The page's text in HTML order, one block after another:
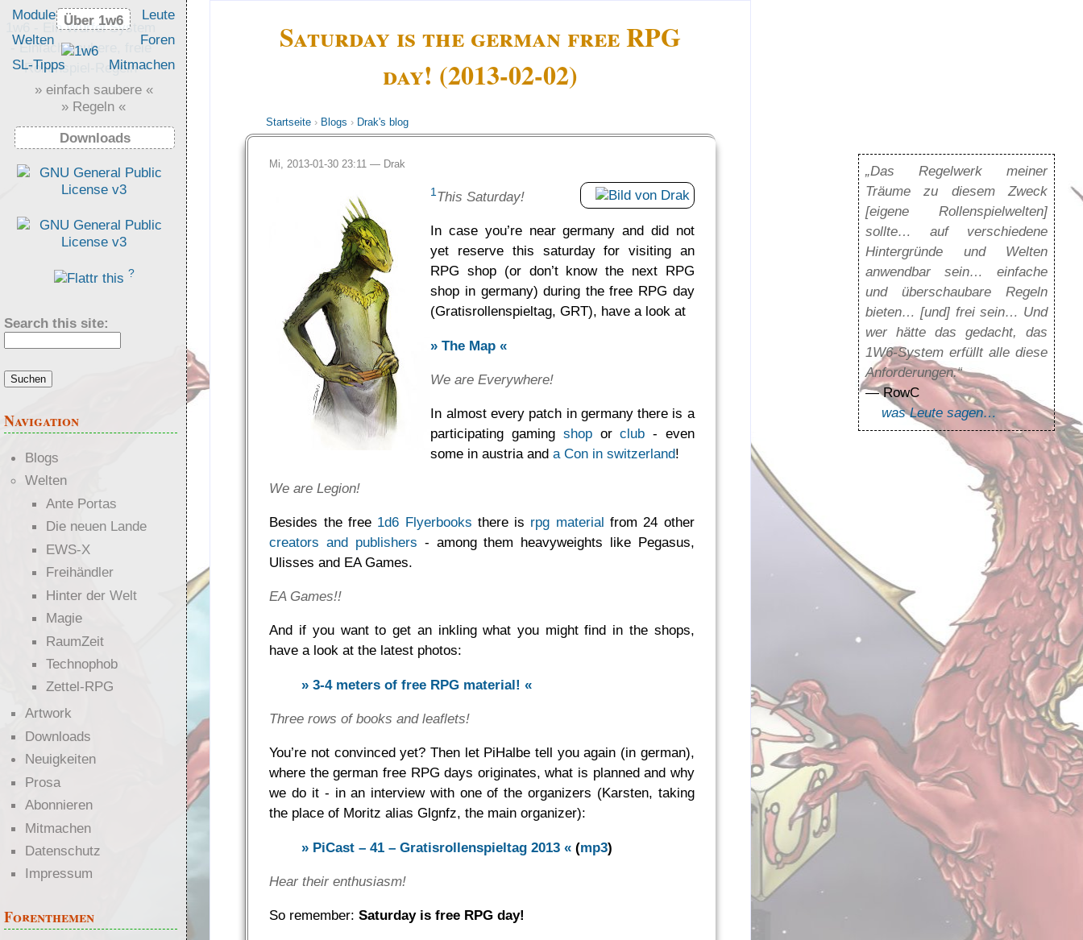
1w6 - Ein Würfel System
- Einfach saubere, freie
Rollenspiel-Regeln
Saturday is the german free RPG
day! (2013-02-02)
Startseite › Blogs › Drak's blog
Mi, 2013-01-30 23:11 — Drak
1 This Saturday!
In case you’re near germany and did not
yet reserve this saturday for visiting an
RPG shop (or don’t know the next RPG
shop in germany) during the free RPG day
(Gratisrollenspieltag, GRT), have a look at
» The Map «
We are Everywhere!
In almost every patch in germany there is a
participating gaming shoporclub - even
some in austria anda Con in switzerland!
We are Legion!
Besides the free 1d6 Flyerbooks there is rpg material from 24 other
creators and publishers - among them heavyweights like Pegasus,
Ulisses and EA Games.
EA Games!!
And if you want to get an inkling what you might find in the shops,
have a look at the latest photos:
» 3-4 meters of free RPG material! «
Three rows of books and leaflets!
You’re not convinced yet? Then let PiHalbe tell you again (in german),
where the german free RPG days originates, what is planned and why
we do it - in an interview with one of the organizers (Karsten, taking
the place of Moritz alias Glgnfz, the main organizer):
» PiCast – 41 – Gratisrollenspieltag 2013 « (mp3)
Hear their enthusiasm!
So remember:Saturday is free RPG day!
Über 1w6
Module
Leute
Welten
Foren
SL-Tipps
Mitmachen
» einfach saubere «
» Regeln «
Über 1w6
Downloads
?
Search this site:
Navigation
Blogs
Welten
Ante Portas
Die neuen Lande
EWS-X
Freihändler
Hinter der Welt
Magie
RaumZeit
Technophob
Zettel-RPG
Artwork
Downloads
Neuigkeiten
Prosa
Abonnieren
Mitmachen
Datenschutz
Impressum
Forenthemen
„Das Regelwerk meiner
Träume zu diesem Zweck
[eigene Rollenspielwelten]
sollte… auf verschiedene
Hintergründe und Welten
anwendbar sein… einfache
und überschaubare Regeln
bieten… [und] frei sein… Und
wer hätte das gedacht, das
1W6-System erfüllt alle diese
Anforderungen.“
— RowC
was Leute sagen…